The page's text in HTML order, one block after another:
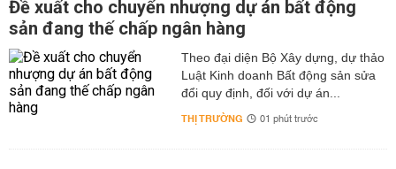
Đề xuất cho chuyển nhượng dự án bất động
sản đang thế chấp ngân hàng
Theo đại diện Bộ Xây dựng, dự thảo
Luật Kinh doanh Bất động sản sửa
đổi quy định, đối với dự án...
THỊ TRƯỜNG 01 phút trước